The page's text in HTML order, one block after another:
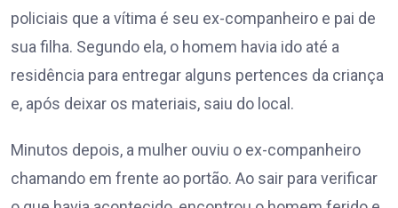
policiais que a vítima é seu ex-companheiro e pai de
sua filha. Segundo ela, o homem havia ido até a
residência para entregar alguns pertences da criança
e, após deixar os materiais, saiu do local.
Minutos depois, a mulher ouviu o ex-companheiro
chamando em frente ao portão. Ao sair para verificar